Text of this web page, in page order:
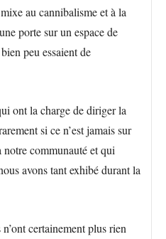
au cannibalisme et à la
porte sur un espace de
peu essaient de
ont la charge de diriger la
si ce n’est jamais sur
communauté et qui
avons tant exhibé durant la
certainement plus rien